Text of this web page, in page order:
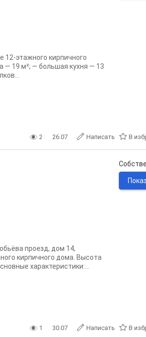
этажного кирпичного
— 19 м²; — большая кухня — 13
2 26.07 Написать В
проезд, дом 14,
кирпичного дома. Высота
характеристики:...
1 30.07 Написать В